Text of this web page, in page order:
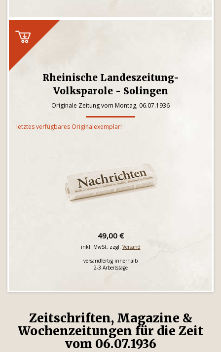
Rheinische Landeszeitung-
Volksparole - Solingen
Originale Zeitung vom Montag, 06.07.1936
letztes verfügbares Originalexemplar!
49,00 €
inkl. MwSt. zzgl. Versand
versandfertig innerhalb
2-3 Arbeitstage
Zeitschriften, Magazine &
Wochenzeitungen für die Zeit
vom 06.07.1936